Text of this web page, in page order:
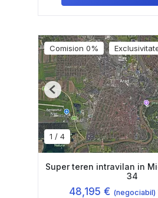
Comision 0%
1 / 4
Previous
Super teren intravilan in
34
48,195 € (negociabil)